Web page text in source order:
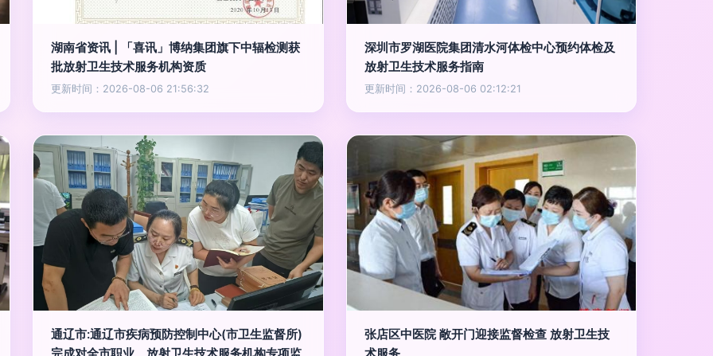
湖南省资讯 | 「喜讯」博纳集团旗下中辐检测获
批放射卫生技术服务机构资质
更新时间：2026-08-06 21:56:32
深圳市罗湖医院集团清水河体检中心预约体检及
放射卫生技术服务指南
更新时间：2026-08-06 02:12:21
通辽市:通辽市疾病预防控制中心(市卫生监督所)
张店区中医院 敞开门迎接监督检查 放射卫生技